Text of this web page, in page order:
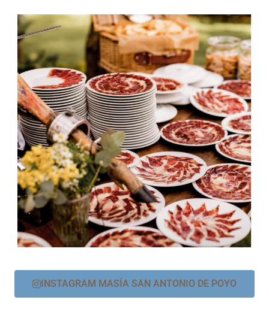
INSTAGRAM MASÍA SAN ANTONIO DE POYO